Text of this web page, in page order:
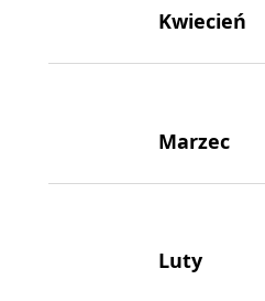
Kwiecień
Marzec
Luty